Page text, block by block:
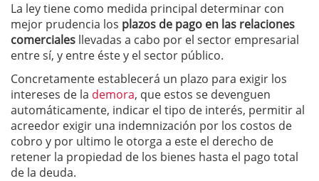
La ley tiene como medida principal determinar con
mejor prudencia los plazos de pago en las relaciones
comerciales llevadas a cabo por el sector empresarial
entre sí, y entre éste y el sector público.
Concretamente establecerá un plazo para exigir los
intereses de la demora, que estos se devenguen
automáticamente, indicar el tipo de interés, permitir al
acreedor exigir una indemnización por los costos de
cobro y por ultimo le otorga a este el derecho de
retener la propiedad de los bienes hasta el pago total
de la deuda.